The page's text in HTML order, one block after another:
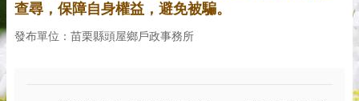
查尋，保障自身權益，避免被騙。
發布單位：苗栗縣頭屋鄉戶政事務所